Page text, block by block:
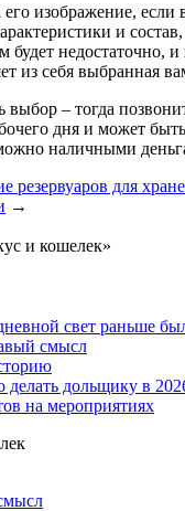
изображение,
и
недостаточно,
из себя выбранная
выбор – тогда
дня и может
наличными
резервуаров для
→
и кошелек»
свет раньше
смысл
делать дольщику в
на мероприятиях